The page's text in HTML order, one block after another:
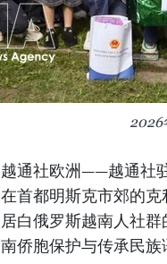
2026
越通社欧洲——越通社
在首都明斯克市郊的
居白俄罗斯越南人社
南侨胞保护与传承民族